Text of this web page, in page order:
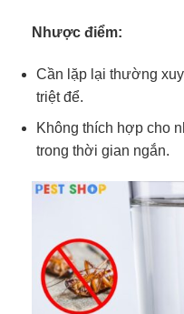
Nhược điểm:
Cần lặp lại thường
triệt để.
Không thích hợp cho
trong thời gian ngắn.